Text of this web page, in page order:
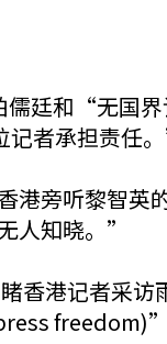
儒廷和“无国
者承担责任
旁听黎智英
人知晓。”
香港记者采